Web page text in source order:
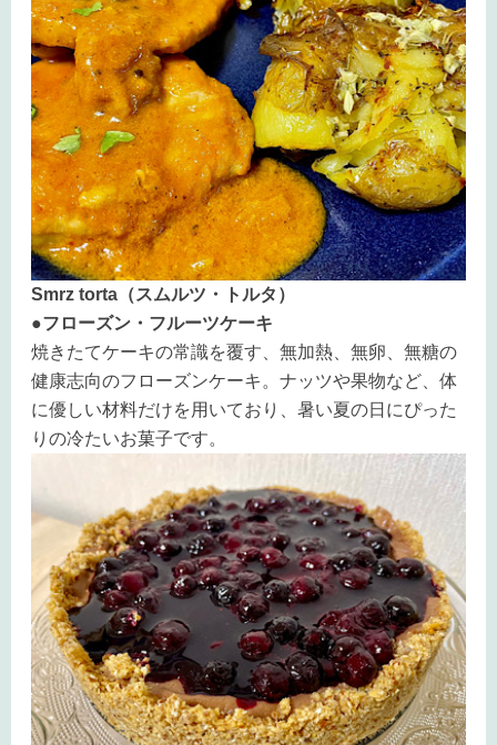
Smrz torta（スムルツ・トルタ）
●フローズン・フルーツケーキ
焼きたてケーキの常識を覆す、無加熱、無卵、無糖の
健康志向のフローズンケーキ。ナッツや果物など、体
に優しい材料だけを用いており、暑い夏の日にぴった
りの冷たいお菓子です。